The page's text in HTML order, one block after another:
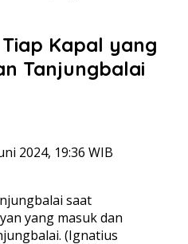
Kapal yang
Tanjungbalai
2024, 19:36 WIB
saat
yang masuk dan
(Ignatius